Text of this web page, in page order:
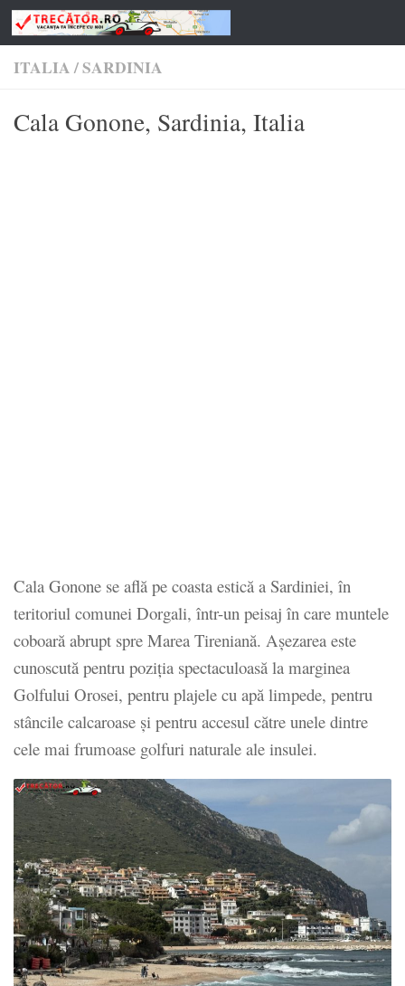
Skip to content
ITALIA/SARDINIA
Cala Gonone, Sardinia, Italia
Cala Gonone se află pe coasta estică a Sardiniei, în
teritoriul comunei Dorgali, într-un peisaj în care muntele
coboară abrupt spre Marea Tireniană. Așezarea este
cunoscută pentru poziția spectaculoasă la marginea
Golfului Orosei, pentru plajele cu apă limpede, pentru
stâncile calcaroase și pentru accesul către unele dintre
cele mai frumoase golfuri naturale ale insulei.